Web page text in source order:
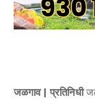
जळगाव | प्रतिनिधी